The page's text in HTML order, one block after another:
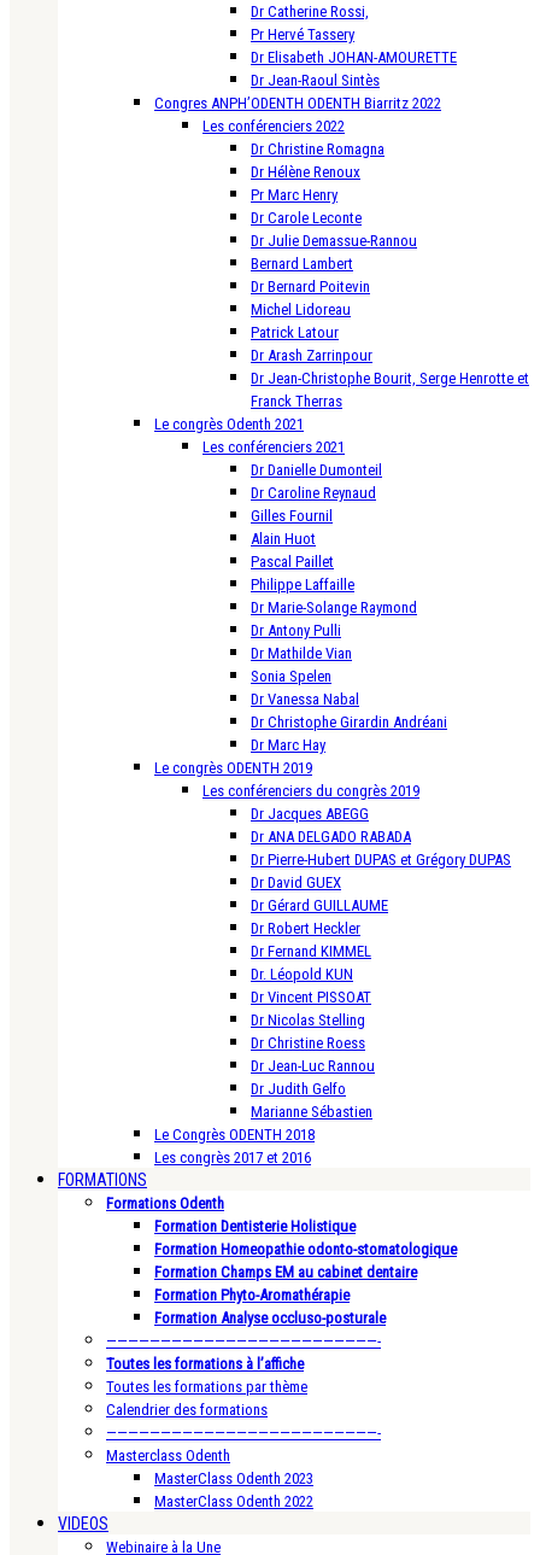
Dr Catherine Rossi,
Pr Hervé Tassery
Dr Elisabeth JOHAN-AMOURETTE
Dr Jean-Raoul Sintès
Congres ANPH’ODENTH ODENTH Biarritz 2022
Les conférenciers 2022
Dr Christine Romagna
Dr Hélène Renoux
Pr Marc Henry
Dr Carole Leconte
Dr Julie Demassue-Rannou
Bernard Lambert
Dr Bernard Poitevin
Michel Lidoreau
Patrick Latour
Dr Arash Zarrinpour
Dr Jean-Christophe Bourit, Serge Henrotte et
Franck Therras
Le congrès Odenth 2021
Les conférenciers 2021
Dr Danielle Dumonteil
Dr Caroline Reynaud
Gilles Fournil
Alain Huot
Pascal Paillet
Philippe Laffaille
Dr Marie-Solange Raymond
Dr Antony Pulli
Dr Mathilde Vian
Sonia Spelen
Dr Vanessa Nabal
Dr Christophe Girardin Andréani
Dr Marc Hay
Le congrès ODENTH 2019
Les conférenciers du congrès 2019
Dr Jacques ABEGG
Dr ANA DELGADO RABADA
Dr Pierre-Hubert DUPAS et Grégory DUPAS
Dr David GUEX
Dr Gérard GUILLAUME
Dr Robert Heckler
Dr Fernand KIMMEL
Dr. Léopold KUN
Dr Vincent PISSOAT
Dr Nicolas Stelling
Dr Christine Roess
Dr Jean-Luc Rannou
Dr Judith Gelfo
Marianne Sébastien
Le Congrès ODENTH 2018
Les congrès 2017 et 2016
FORMATIONS
Formations Odenth
Formation Dentisterie Holistique
Formation Homeopathie odonto-stomatologique
Formation Champs EM au cabinet dentaire
Formation Phyto-Aromathérapie
Formation Analyse occluso-posturale
—————————————————————————-
Toutes les formations à l’affiche
Toutes les formations par thème
Calendrier des formations
—————————————————————————-
Masterclass Odenth
MasterClass Odenth 2023
MasterClass Odenth 2022
VIDEOS
Webinaire à la Une